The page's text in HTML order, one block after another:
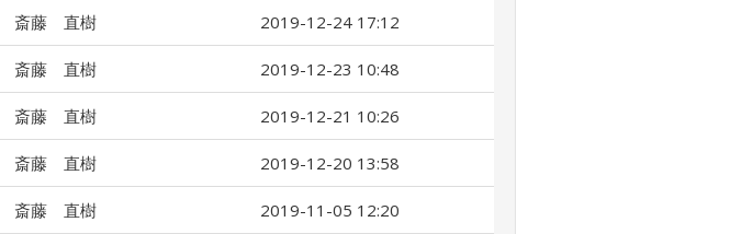
斎藤 直樹 2019-12-24 17:12
斎藤 直樹 2019-12-23 10:48
斎藤 直樹 2019-12-21 10:26
斎藤 直樹 2019-12-20 13:58
斎藤 直樹 2019-11-05 12:20